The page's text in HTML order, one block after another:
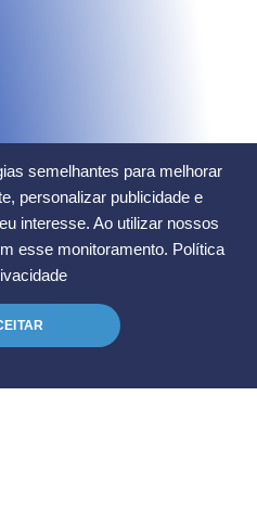
semelhantes para melhorar
personalizar publicidade e
interesse. Ao utilizar nossos
esse monitoramento. Política